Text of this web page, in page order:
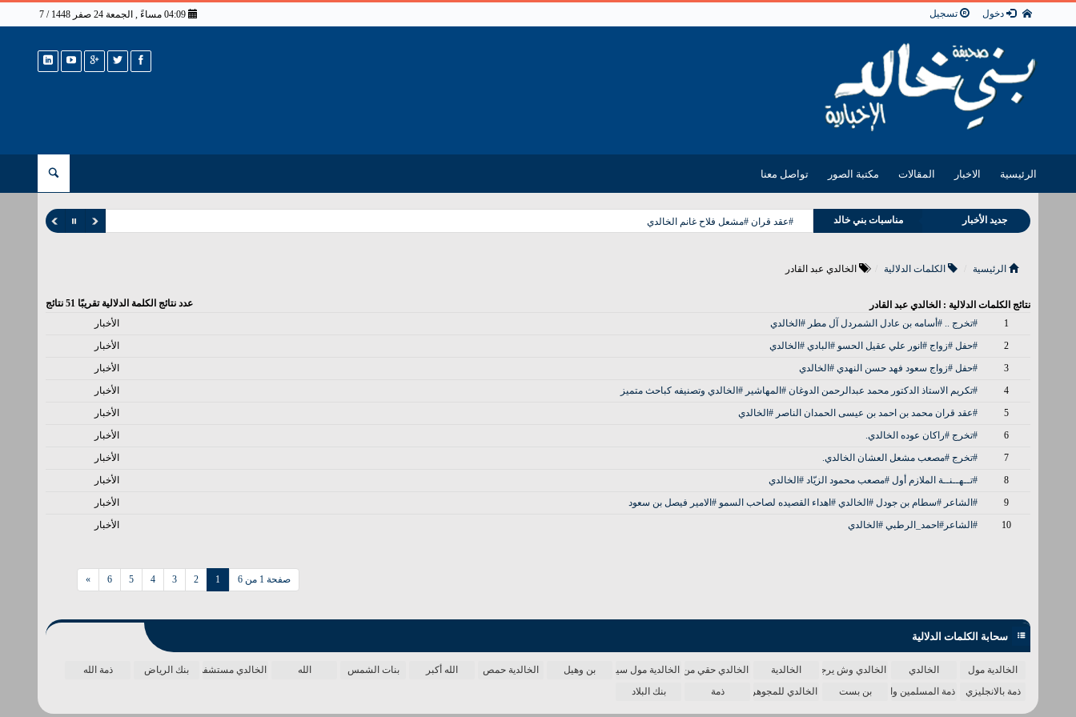
دخول تسجيل
الرئيسية الاخبار المقالات مكتبة الصور تواصل معنا
جديد الأخبار
وفيات بني خالد
مناسبات بني خالد #عقد قران #مشعل فلاح غانم الخالدي
الرئيسية الكلمات الدلالية الخالدي عبد القادر
نتائج الكلمات الدلالية : الخالدي عبد القادر عدد نتائج الكلمة الدلالية تقريبًا 51 نتائج
1
#تخرج .. #أسامه بن عادل الشمردل آل مطر #الخالدي
الأخبار
2
#حفل #زواج #انور علي عقيل الحسو #البادي #الخالدي
الأخبار
3
#حفل #زواج سعود فهد حسن النهدي #الخالدي
الأخبار
4
#تكريم الاستاذ الدكتور محمد عبدالرحمن الدوغان #المهاشير #الخالدي وتصنيفه كباحث متميز
الأخبار
5
#عقد قران محمد بن احمد بن عيسى الحمدان الناصر #الخالدي
الأخبار
6
#تخرج #راكان عوده الخالدي.
الأخبار
7
#تخرج #مصعب مشعل العشان الخالدي.
الأخبار
8
#تــهــنــة الملازم أول #مصعب محمود الزيّاد #الخالدي
الأخبار
9
#الشاعر #سطام بن جودل #الخالدي #اهداء القصيده لصاحب السمو #الامير فيصل بن سعود
الأخبار
10
#الشاعر#احمد_الرطبي #الخالدي الأخبار
صفحة 1 من 6 1
2
3
4
5
6
»
سحابة الكلمات الدلالية
الخالدية مول الخالدي الخالدي وش يرجع الخالدية الخالدي حقي من الدنياالخالدية مول سينما بن وهيل الخالدية حمص الله أكبر بنات الشمس الله الخالدي مستشفى بنك الرياض
ذمة الله
ذمة بالانجليزي
ذمة المسلمين واحدة بن بست الخالدي للمجوهرات ذمة بنك البلاد